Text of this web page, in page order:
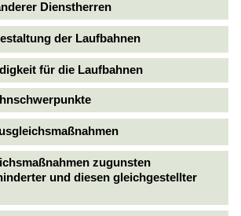
Dienstherren
der Laufbahnen
für die Laufbahnen
zugunsten
und diesen gleichgestellter